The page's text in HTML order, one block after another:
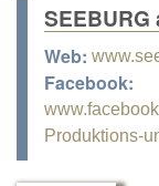
Web:
Facebook:
Produktions-